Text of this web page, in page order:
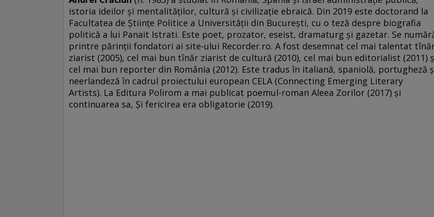
istoria ideilor şi mentalităţilor, cultură şi civilizaţie ebraică. Din 2019 este doctorand la
Facultatea de Ştiinţe Politice a Universităţii din Bucureşti, cu o teză despre biografia
politică a lui Panait Istrati. Este poet, prozator, eseist, dramaturg şi gazetar. Se
printre părinţii fondatori ai site-ului Recorder.ro. A fost desemnat cel mai talentat
ziarist (2005), cel mai bun tînăr ziarist de cultură (2010), cel mai bun editorialist (2011)
cel mai bun reporter din România (2012). Este tradus în italiană, spaniolă, portugheză
neerlandeză în cadrul proiectului european CELA (Connecting Emerging Literary
Artists). La Editura Polirom a mai publicat poemul-roman Aleea Zorilor (2017) şi
continuarea sa, Şi fericirea era obligatorie (2019).